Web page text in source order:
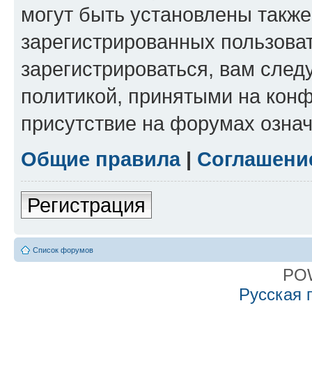
могут быть установлены
зарегистрированных
зарегистрироваться, вам
политикой, принятыми на
присутствие на форумах
Общие правила|
Регистрация
Список форумов
Русская